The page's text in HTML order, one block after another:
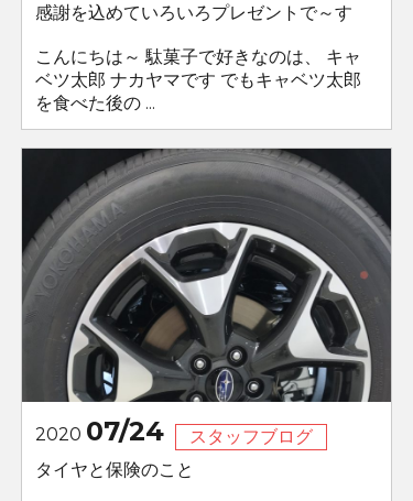
感謝を込めていろいろプレゼントで～す
こんにちは～ 駄菓子で好きなのは、 キャ
ベツ太郎 ナカヤマです でもキャベツ太郎
を食べた後の ...
2020 07/24
スタッフブログ
タイヤと保険のこと